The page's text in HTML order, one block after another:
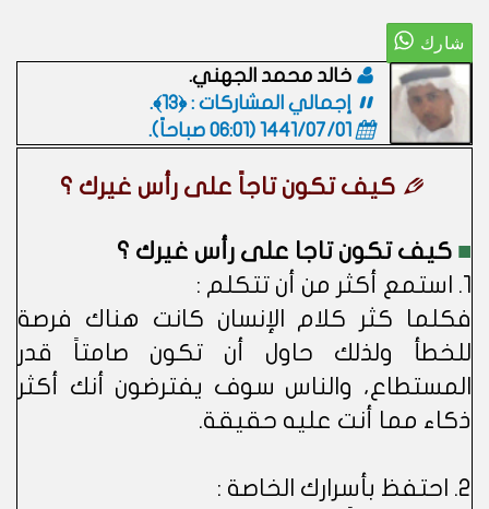
خالد محمد الجهني.
إجمالي المشاركات : ﴿13﴾.
1441/07/01 (06:01 صباحاً)
.
كيف تكون تاجاً على رأس غيرك ؟
■ كيف تكون تاجا على رأس غيرك ؟
1. استمع أكثر من أن تتكلم :
فكلما كثر كلام الإنسان كانت هناك فرصة
للخطأ ولذلك حاول أن تكون صامتاً قدر
المستطاع، والناس سوف يفترضون أنك أكثر
ذكاء مما أنت عليه حقيقة.
2. احتفظ بأسرارك الخاصة :